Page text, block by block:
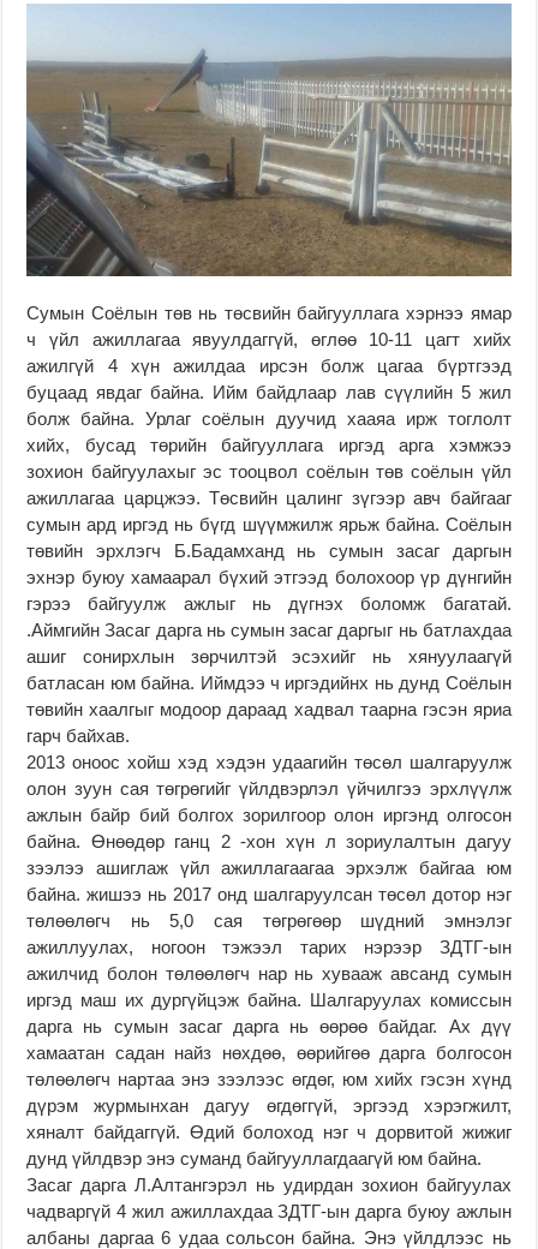
Сумын Соёлын төв нь төсвийн байгууллага хэрнээ ямар
ч үйл ажиллагаа явуулдаггүй, өглөө 10-11 цагт хийх
ажилгүй 4 хүн ажилдаа ирсэн болж цагаа бүртгээд
буцаад явдаг байна. Ийм байдлаар лав сүүлийн 5 жил
болж байна. Урлаг соёлын дуучид хааяа ирж тоглолт
хийх, бусад төрийн байгууллага иргэд арга хэмжээ
зохион байгуулахыг эс тооцвол соёлын төв соёлын үйл
ажиллагаа царцжээ. Төсвийн цалинг зүгээр авч байгааг
сумын ард иргэд нь бүгд шүүмжилж ярьж байна. Соёлын
төвийн эрхлэгч Б.Бадамханд нь сумын засаг даргын
эхнэр буюу хамаарал бүхий этгээд болохоор үр дүнгийн
гэрээ байгуулж ажлыг нь дүгнэх боломж багатай.
.Аймгийн Засаг дарга нь сумын засаг даргыг нь батлахдаа
ашиг сонирхлын зөрчилтэй эсэхийг нь хянуулаагүй
батласан юм байна. Иймдээ ч иргэдийнх нь дунд Соёлын
төвийн хаалгыг модоор дараад хадвал таарна гэсэн яриа
гарч байхав.
2013 оноос хойш хэд хэдэн удаагийн төсөл шалгаруулж
олон зуун сая төгрөгийг үйлдвэрлэл үйчилгээ эрхлүүлж
ажлын байр бий болгох зорилгоор олон иргэнд олгосон
байна. Өнөөдөр ганц 2 -хон хүн л зориулалтын дагуу
зээлээ ашиглаж үйл ажиллагаагаа эрхэлж байгаа юм
байна. жишээ нь 2017 онд шалгаруулсан төсөл дотор нэг
төлөөлөгч нь 5,0 сая төгрөгөөр шүдний эмнэлэг
ажиллуулах, ногоон тэжээл тарих нэрээр ЗДТГ-ын
ажилчид болон төлөөлөгч нар нь хувааж авсанд сумын
иргэд маш их дургүйцэж байна. Шалгаруулах комиссын
дарга нь сумын засаг дарга нь өөрөө байдаг. Ах дүү
хамаатан садан найз нөхдөө, өөрийгөө дарга болгосон
төлөөлөгч нартаа энэ зээлээс өгдөг, юм хийх гэсэн хүнд
дүрэм журмынхан дагуу өгдөггүй, эргээд хэрэгжилт,
хяналт байдаггүй. Өдий болоход нэг ч дорвитой жижиг
дунд үйлдвэр энэ суманд байгууллагдаагүй юм байна.
Засаг дарга Л.Алтангэрэл нь удирдан зохион байгуулах
чадваргүй 4 жил ажиллахдаа ЗДТГ-ын дарга буюу ажлын
албаны даргаа 6 удаа сольсон байна. Энэ үйлдлээс нь